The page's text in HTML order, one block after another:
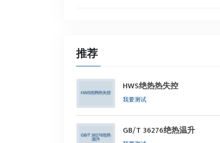
推荐
HWS绝热热失控
我要测试
GB/T 36276绝热温升